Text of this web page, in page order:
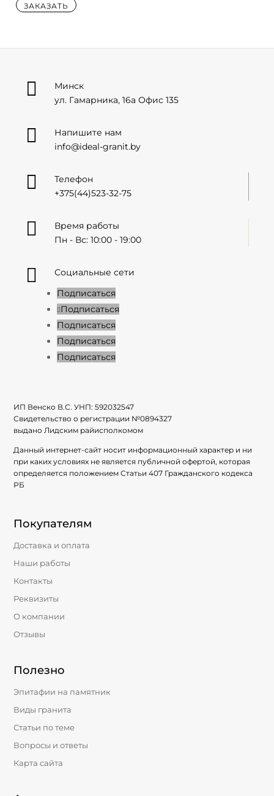
ЗАКАЗАТЬ

Минск
ул. Гамарника, 16а Офис 135

Напишите нам
info@ideal-granit.by

Телефон
+375(44)523-32-75

Время работы
Пн - Вс: 10:00 - 19:00

Социальные сети
Подписаться
Подписаться
Подписаться
Подписаться
Подписаться
ИП Венско В.С. УНП:592032547
Свидетельство о регистрации №0894327
выдано Лидским райисполкомом
Данный интернет-сайт носит информационный характер и ни
при каких условиях не является публичной офертой, которая
определяется положением Статьи 407 Гражданского кодекса
РБ
Покупателям
Доставка и оплата
Наши работы
Контакты
Реквизиты
О компании
Отзывы
Полезно
Эпитафии на памятник
Виды гранита
Статьи по теме
Вопросы и ответы
Карта сайта